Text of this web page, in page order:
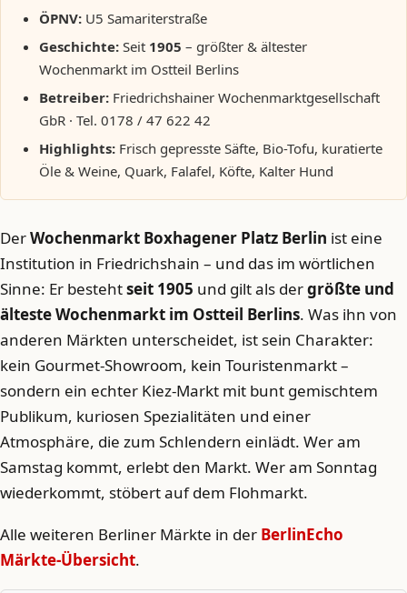
ÖPNV: U5 Samariterstraße
Geschichte: Seit 1905 – größter & ältester
Wochenmarkt im Ostteil Berlins
Betreiber: Friedrichshainer Wochenmarktgesellschaft
GbR · Tel. 0178 / 47 622 42
Highlights: Frisch gepresste Säfte, Bio-Tofu, kuratierte
Öle & Weine, Quark, Falafel, Köfte, Kalter Hund
DerWochenmarkt Boxhagener Platz Berlin ist eine
Institution in Friedrichshain – und das im wörtlichen
Sinne: Er bestehtseit 1905 und gilt als dergrößte und
älteste Wochenmarkt im Ostteil Berlins. Was ihn von
anderen Märkten unterscheidet, ist sein Charakter:
kein Gourmet-Showroom, kein Touristenmarkt –
sondern ein echter Kiez-Markt mit bunt gemischtem
Publikum, kuriosen Spezialitäten und einer
Atmosphäre, die zum Schlendern einlädt. Wer am
Samstag kommt, erlebt den Markt. Wer am Sonntag
wiederkommt, stöbert auf dem Flohmarkt.
Alle weiteren Berliner Märkte in der BerlinEcho
Märkte-Übersicht.